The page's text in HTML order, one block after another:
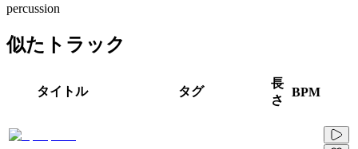
percussion
似たトラック
タイトル タグ
長
さ
BPM